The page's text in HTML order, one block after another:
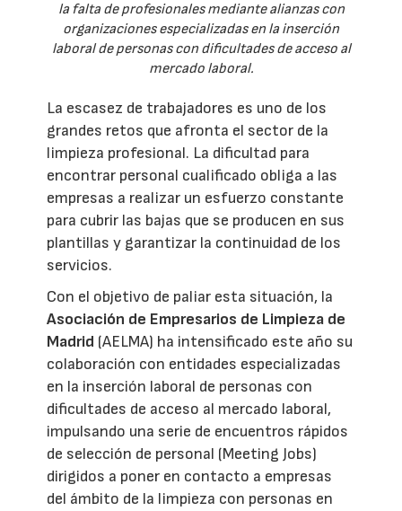
la falta de profesionales mediante alianzas con
organizaciones especializadas en la inserción
laboral de personas con dificultades de acceso al
mercado laboral.
La escasez de trabajadores es uno de los
grandes retos que afronta el sector de la
limpieza profesional. La dificultad para
encontrar personal cualificado obliga a las
empresas a realizar un esfuerzo constante
para cubrir las bajas que se producen en sus
plantillas y garantizar la continuidad de los
servicios.
Con el objetivo de paliar esta situación, la
Asociación de Empresarios de Limpieza de
Madrid (AELMA) ha intensificado este año su
colaboración con entidades especializadas
en la inserción laboral de personas con
dificultades de acceso al mercado laboral,
impulsando una serie de encuentros rápidos
de selección de personal (Meeting Jobs)
dirigidos a poner en contacto a empresas
del ámbito de la limpieza con personas en